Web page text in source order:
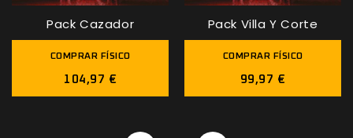
Pack Cazador
COMPRAR FÍSICO
104,97 €
Pack Villa Y Corte
COMPRAR FÍSICO
99,97 €